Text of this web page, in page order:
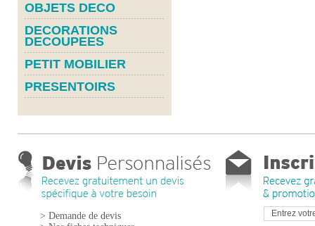
OBJETS DECO
DECORATIONS
DECOUPEES
PETIT MOBILIER
PRESENTOIRS
> Demande de devis